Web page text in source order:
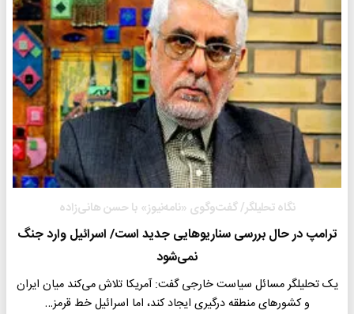
نگاه تحلیلگر/ گفت‌وگوی «نامه‌نیوز» با حسن هانی‌زاده
ترامپ در حال بررسی سناریوهایی جدید است/ اسرائیل وارد جنگ
نمی‌شود
یک تحلیلگر مسائل سیاست خارجی گفت: آمریکا تلاش می‌کند میان ایران
و کشورهای منطقه درگیری ایجاد کند، اما اسرائیل خط قرمز…